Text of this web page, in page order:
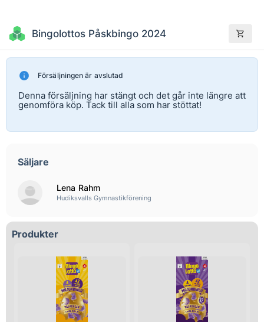
Bingolottos Påskbingo 2024
Försäljningen är avslutad
Denna försäljning har stängt och det går inte längre att
genomföra köp. Tack till alla som har stöttat!
Säljare
Lena Rahm
Hudiksvalls Gymnastikförening
Produkter